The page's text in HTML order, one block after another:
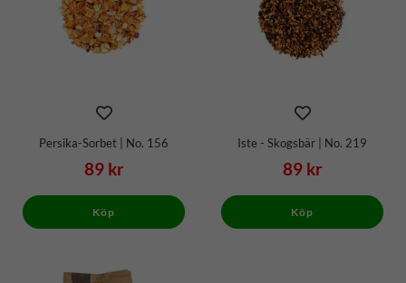
Persika-Sorbet | No. 156
89 kr
Köp
Iste - Skogsbär | No. 219
89 kr
Köp